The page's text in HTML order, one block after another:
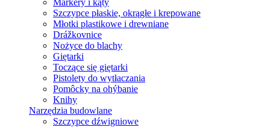
Szczypce płaskie, okrągłe i krepowane
Młotki plastikowe i drewniane
Drážkovnice
Nożyce do blachy
Giętarki
Toczące się giętarki
Pistolety do wytłaczania
Pomôcky na ohýbanie
Knihy
Narzędzia budowlane
Szczypce dźwigniowe